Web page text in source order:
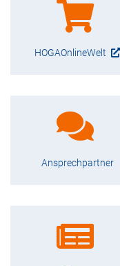
HOGAOnlineWelt
Ansprechpartner